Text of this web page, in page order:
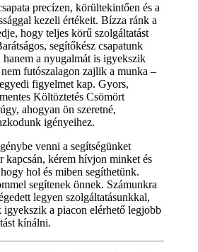
precízen, körültekintően és a
kezeli értékeit. Bízza ránk a
hogy teljes körű szolgáltatást
segítőkész csapatunk
hanem a nyugalmát is igyekszik
futószalagon zajlik a munka –
figyelmet kap. Gyors,
Költöztetés Csömört
ahogyan ön szeretné,
igényeihez.
venni a segítségünket
kapcsán, kérem hívjon minket és
hol és miben segíthetünk.
segítenek önnek. Számunkra
legyen szolgáltatásunkkal,
igyekszik a piacon elérhető legjobb
kínálni.